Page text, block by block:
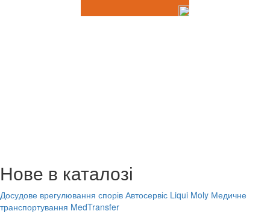
Нове в каталозі
Досудове врегулювання спорів Автосервіс Liqui Moly Медичне
транспортування MedTransfer